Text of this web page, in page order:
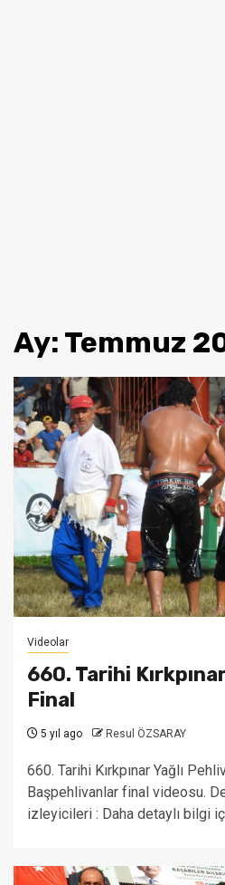
Ay: Temmuz
Videolar
660. Tarihi
Final
5 yıl ago Resul ÖZSARAY
660. Tarihi Kırkpınar Yağlı
Başpehlivanlar final videosu.
izleyicileri : Daha detaylı bilgi